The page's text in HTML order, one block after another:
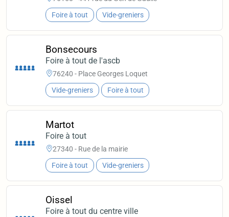
Foire à tout Vide-greniers
Bonsecours
Foire à tout de l'ascb
76240 - Place Georges Loquet
Vide-greniers Foire à tout
Martot
Foire à tout
27340 - Rue de la mairie
Foire à tout Vide-greniers
Oissel
Foire à tout du centre ville